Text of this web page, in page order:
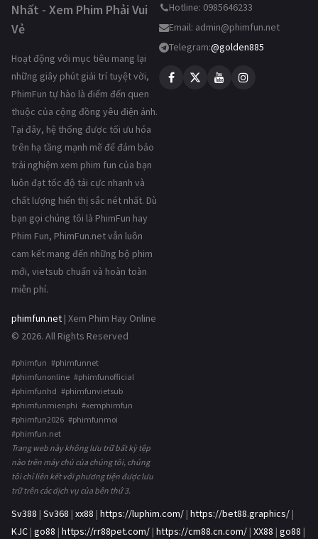
Nhất - Xem Phim Phải Vui
Vẻ
Hoạt động với mục tiêu mang lại
những giây phút giải trí tuyệt vời,
PhimFun tự hào là điểm đến quen
thuộc của cộng đồng yêu điện ảnh.
Tại đây, hệ thống được tối ưu hóa
trên hạ tầng mạnh mẽ để đảm bảo
trải nghiệm xem phim fun của bạn
luôn đạt tốc độ tải cực nhanh và
chất lượng hiển thị sắc nét nhất. Dù
bạn gọi chúng tôi là PhimFun hay
Phim Fun, PhimFun.net vẫn luôn
cam kết mang đến những bộ phim
mới, vietsub chuẩn và hoàn toàn
miễn phí.
phimfun.net | Xem Phim Hay Online
© 2026. All Rights Reserved
#phimfun #phimfunnet
#phimfunonline #phimfunofficial
#phimfunhd #phimfunvietsub
#phimfunmienphi #xemphimfun
#phimfun2026 #phimfunmoi
#phimfun.net
Trang web này không lưu trữ bất kỳ tệp
nào trên máy chủ của chúng tôi, chúng
tôi chỉ liên kết với phương tiện được lưu
trữ trên các dịch vụ của bên thứ 3.
Hotline: 0985646233
Email: admin@phimfun.net
Telegram:@golden885
Sv388 | Sv368 | xx88 | https://luphim.com/ | https://bet88.graphics/ |
KJC | go88 | https://rr88pet.com/ | https://cm88.cn.com/ | XX88 | go88 |